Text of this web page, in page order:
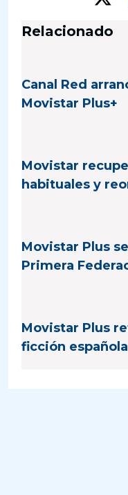
Relacionado
Canal Red
Movistar Plus+
Movistar
habituales y
Movistar Plus
Primera
Movistar Plus
ficción española